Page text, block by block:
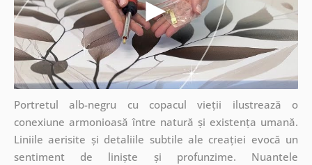
Portretul alb-negru cu copacul vieții ilustrează o
conexiune armonioasă între natură și existența umană.
Liniile aerisite și detaliile subtile ale creației evocă un
sentiment de liniște și profunzime. Nuantele